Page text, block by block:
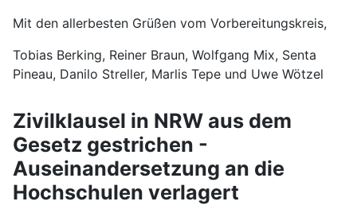
Mit den allerbesten Grüßen vom Vorbereitungskreis,
Tobias Berking, Reiner Braun, Wolfgang Mix, Senta
Pineau, Danilo Streller, Marlis Tepe und Uwe Wötzel
Zivilklausel in NRW aus dem
Gesetz gestrichen -
Auseinandersetzung an die
Hochschulen verlagert